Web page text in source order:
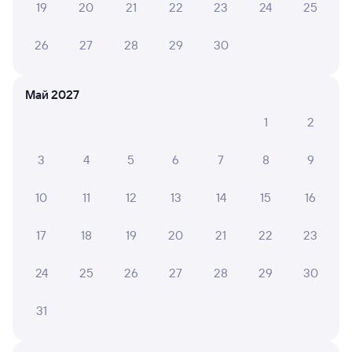
Подробные ответы на вопросы о поездке или
покупке
Оформление без регистрации на сайте
Как поменять билет на другую дату или
Как вернуть билет?
19 20 21 22 23 24 25
26 27 28 29 30
Май 2027
1
2
3 4 5 6 7 8 9
10 11 12 13 14 15 16
17 18 19 20 21 22 23
24 25 26 27 28 29 30
31